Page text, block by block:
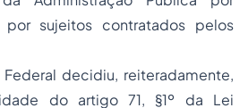
sujeitos contratados pelos
Federal decidiu, reiteradamente,
do artigo 71, §1º da Lei